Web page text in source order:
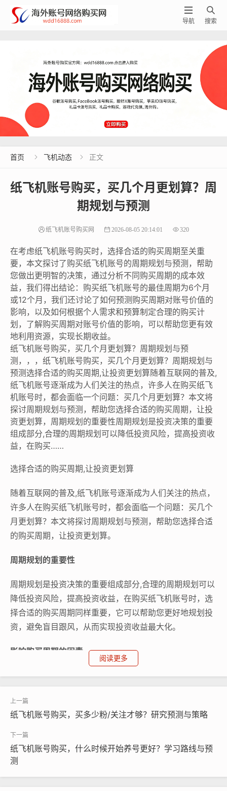

搜索

导航
首页  飞机动态  正文
纸飞机账号购买，买几个月更划算？周
期规划与预测
纸飞机账号购买网 2026-08-05 20:14:01 320
在考虑纸飞机账号购买时，选择合适的购买周期至关重
要，本文探讨了购买纸飞机账号的周期规划与预测，帮助
您做出更明智的决策，通过分析不同购买周期的成本效
益，我们得出结论：购买纸飞机账号的最佳周期为6个月
或12个月，我们还讨论了如何预测购买周期对账号价值的
影响，以及如何根据个人需求和预算制定合理的购买计
划，了解购买周期对账号价值的影响，可以帮助您更有效
地利用资源，实现长期收益。
纸飞机账号购买，买几个月更划算？周期规划与预
测，，，纸飞机账号购买，买几个月更划算？周期规划与
预测选择合适的购买周期,让投资更划算随着互联网的普及,
纸飞机账号逐渐成为人们关注的热点，许多人在购买纸飞
机账号时，都会面临一个问题：买几个月更划算？本文将
探讨周期规划与预测，帮助您选择合适的购买周期，让投
资更划算，周期规划的重要性周期规划是投资决策的重要
组成部分,合理的周期规划可以降低投资风险，提高投资收
益，在购买……
选择合适的购买周期,让投资更划算
随着互联网的普及,纸飞机账号逐渐成为人们关注的热点，
许多人在购买纸飞机账号时，都会面临一个问题：买几个
月更划算？本文将探讨周期规划与预测，帮助您选择合适
的购买周期，让投资更划算。
周期规划的重要性
周期规划是投资决策的重要组成部分,合理的周期规划可以
降低投资风险，提高投资收益，在购买纸飞机账号时，选
择合适的购买周期同样重要，它可以帮助您更好地规划投
资，避免盲目跟风，从而实现投资收益最大化。
影响购买周期的因素
阅读更多
纸飞机账号购买，买多少粉/关注才够？研究预测与策略
纸飞机账号购买，什么时候开始养号更好？学习路线与预
测